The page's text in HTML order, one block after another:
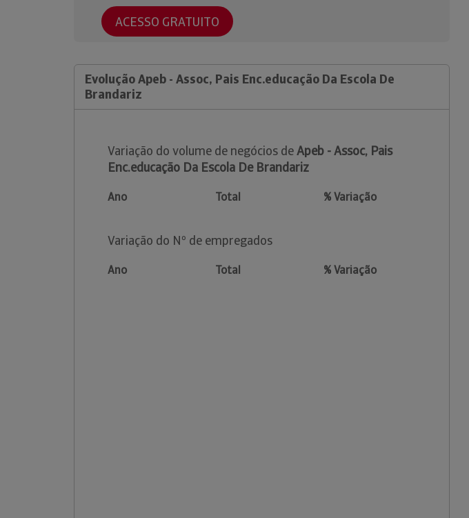
ACESSO GRATUITO
Evolução Apeb - Assoc, Pais Enc.educação Da Escola De
Brandariz
Variação do volume de negócios deApeb - Assoc, Pais
Enc.educação Da Escola De Brandariz
Ano Total % Variação
Variação do Nº de empregados
Ano Total % Variação